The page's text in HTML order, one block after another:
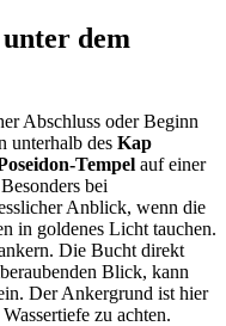
dem
Abschluss oder Beginn
unterhalb des Kap
Tempel auf einer
bei
Anblick, wenn die
in goldenes Licht tauchen.
Die Bucht direkt
Blick, kann
Der Ankergrund ist hier
zu achten.